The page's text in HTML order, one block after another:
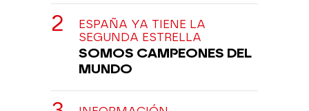
ESPAÑA YA TIENE LA
SEGUNDA ESTRELLA
SOMOS CAMPEONES DEL
MUNDO